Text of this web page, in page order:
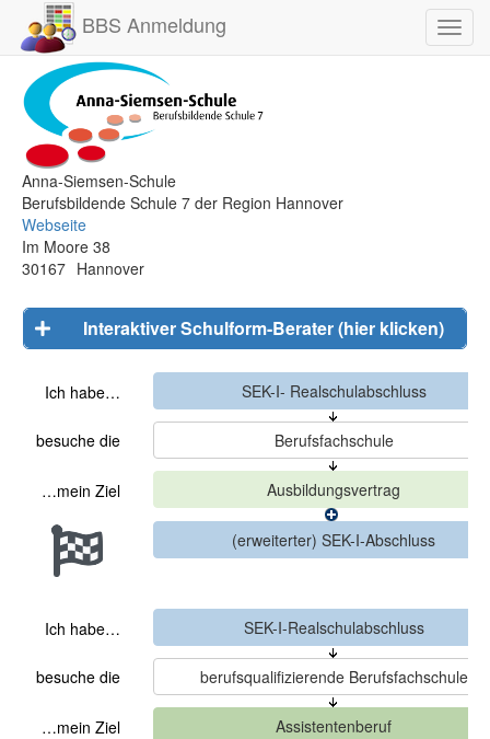
BBS Anmeldung
Anna-Siemsen-Schule
Berufsbildende Schule 7 der Region Hannover
Webseite
Im Moore 38
30167 Hannover
Interaktiver Schulform-Berater (hier klicken)
Ich habe…
besuche die
…mein Ziel
Ich habe…
besuche die
…mein Ziel